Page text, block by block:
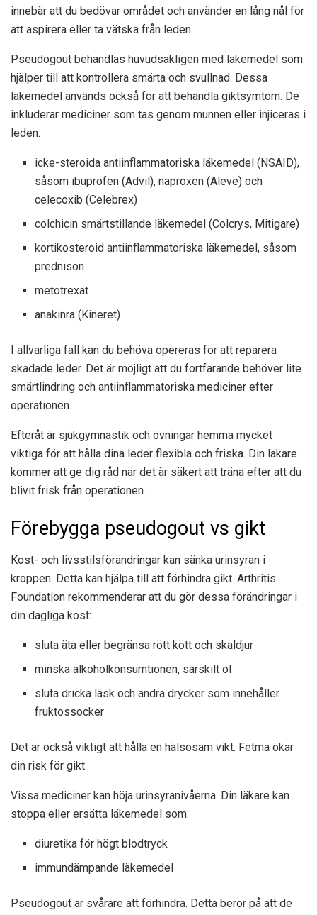
innebär att du bedövar området och använder en lång nål för
att aspirera eller ta vätska från leden.
Pseudogout behandlas huvudsakligen med läkemedel som
hjälper till att kontrollera smärta och svullnad. Dessa
läkemedel används också för att behandla giktsymtom. De
inkluderar mediciner som tas genom munnen eller injiceras i
leden:
icke-steroida antiinflammatoriska läkemedel (NSAID),
såsom ibuprofen (Advil), naproxen (Aleve) och
celecoxib (Celebrex)
colchicin smärtstillande läkemedel (Colcrys, Mitigare)
kortikosteroid antiinflammatoriska läkemedel, såsom
prednison
metotrexat
anakinra (Kineret)
I allvarliga fall kan du behöva opereras för att reparera
skadade leder. Det är möjligt att du fortfarande behöver lite
smärtlindring och antiinflammatoriska mediciner efter
operationen.
Efteråt är sjukgymnastik och övningar hemma mycket
viktiga för att hålla dina leder flexibla och friska. Din läkare
kommer att ge dig råd när det är säkert att träna efter att du
blivit frisk från operationen.
Förebygga pseudogout vs gikt
Kost- och livsstilsförändringar kan sänka urinsyran i
kroppen. Detta kan hjälpa till att förhindra gikt. Arthritis
Foundation rekommenderar att du gör dessa förändringar i
din dagliga kost:
sluta äta eller begränsa rött kött och skaldjur
minska alkoholkonsumtionen, särskilt öl
sluta dricka läsk och andra drycker som innehåller
fruktossocker
Det är också viktigt att hålla en hälsosam vikt. Fetma ökar
din risk för gikt.
Vissa mediciner kan höja urinsyranivåerna. Din läkare kan
stoppa eller ersätta läkemedel som:
diuretika för högt blodtryck
immundämpande läkemedel
Pseudogout är svårare att förhindra. Detta beror på att de